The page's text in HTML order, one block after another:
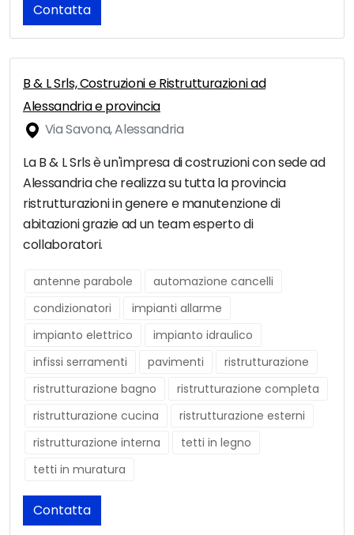
Contatta
B & L Srls, Costruzioni e Ristrutturazioni ad
Alessandria e provincia
Via Savona, Alessandria
La B & L Srls è un'impresa di costruzioni con sede ad
Alessandria che realizza su tutta la provincia
ristrutturazioni in genere e manutenzione di
abitazioni grazie ad un team esperto di
collaboratori.
antenne parabole
automazione cancelli
condizionatori
impianti allarme
impianto elettrico
impianto idraulico
infissi serramenti
pavimenti
ristrutturazione
ristrutturazione bagno
ristrutturazione completa
ristrutturazione cucina
ristrutturazione esterni
ristrutturazione interna
tetti in legno
tetti in muratura
Contatta